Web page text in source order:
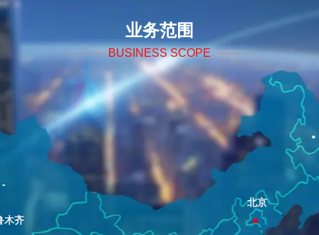
业务范围
BUSINESS SCOPE
木齐
北京
·
·